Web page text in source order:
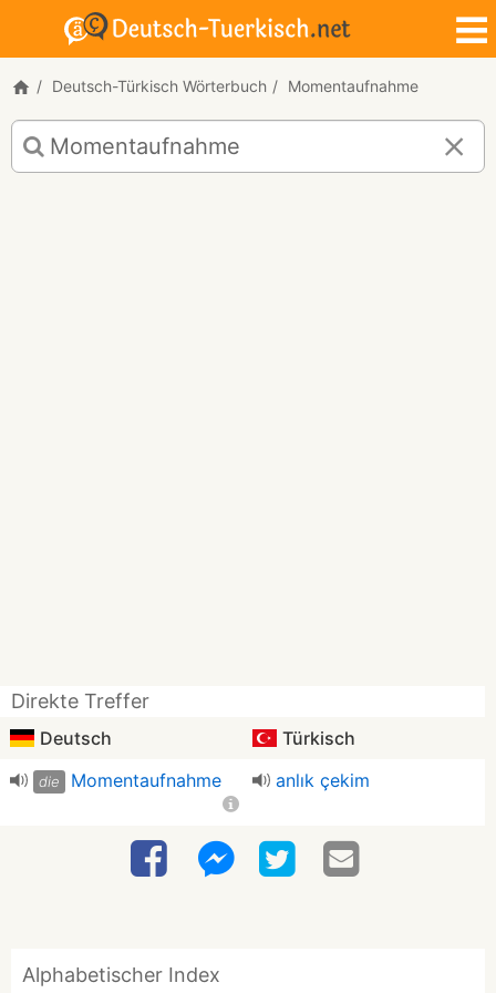
Deutsch-Türkisch Wörterbuch Momentaufnahme
Deutsch-
Türkisch
Übersetzung
Direkte Treffer
Deutsch Türkisch
die Momentaufnahme anlık çekim
Alphabetischer Index